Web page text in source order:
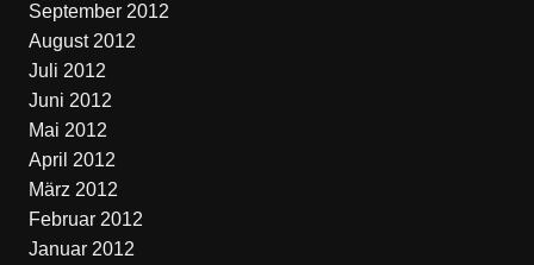
September 2012
August 2012
Juli 2012
Juni 2012
Mai 2012
April 2012
März 2012
Februar 2012
Januar 2012